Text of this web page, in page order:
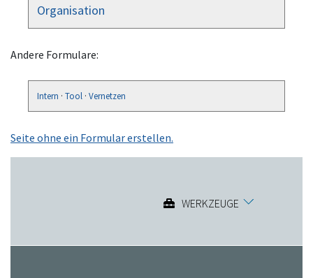
Organisation
Andere Formulare:
Intern · Tool · Vernetzen
Seite ohne ein Formular erstellen.
WERKZEUGE